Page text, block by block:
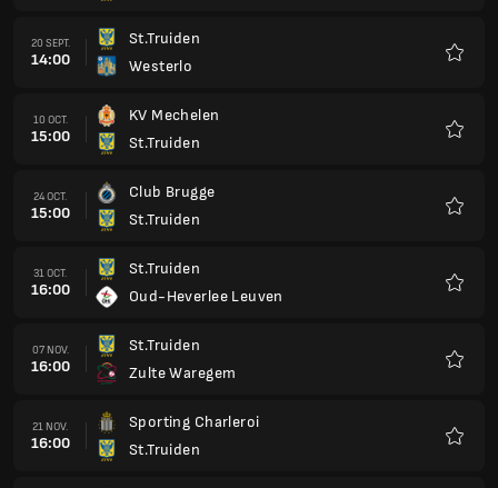
20 SEPT.
14:00
St.Truiden
Westerlo
10 OCT.
15:00
KV Mechelen
St.Truiden
24 OCT.
15:00
Club Brugge
St.Truiden
31 OCT.
16:00
St.Truiden
Oud-Heverlee Leuven
07 NOV.
16:00
St.Truiden
Zulte Waregem
21 NOV.
16:00
Sporting Charleroi
St.Truiden